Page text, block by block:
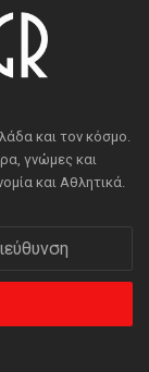
και τον κόσμο.
γνώμες και
και Αθλητικά.